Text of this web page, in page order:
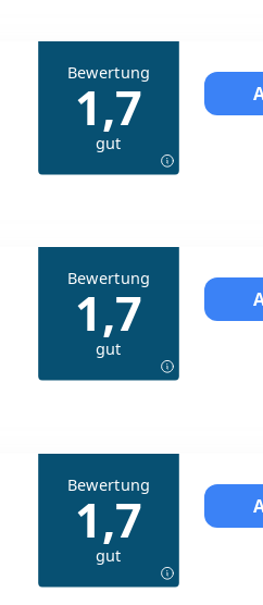
Bewertung
1,7
gut
Bewertung
1,7
gut
Bewertung
1,7
gut